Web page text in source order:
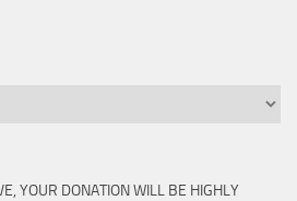
YOUR DONATION WILL BE HIGHLY